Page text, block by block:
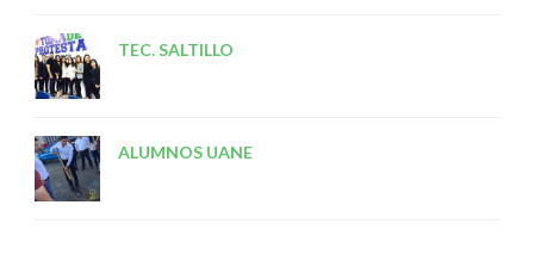
TEC. SALTILLO
ALUMNOS UANE